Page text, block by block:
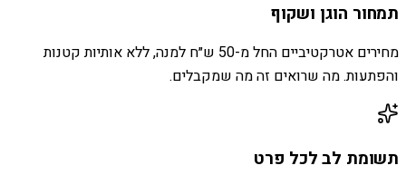
תמחור הוגן ושקוף
מחירים אטרקטיביים החל מ-50 ש״ח למנה, ללא אותיות קטנות
והפתעות. מה שרואים זה מה שמקבלים.
תשומת לב לכל פרט